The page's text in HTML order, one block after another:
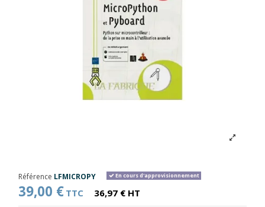
Référence LFMICROPY En cours d'approvisionnement
39,00 € TTC 36,97 € HT